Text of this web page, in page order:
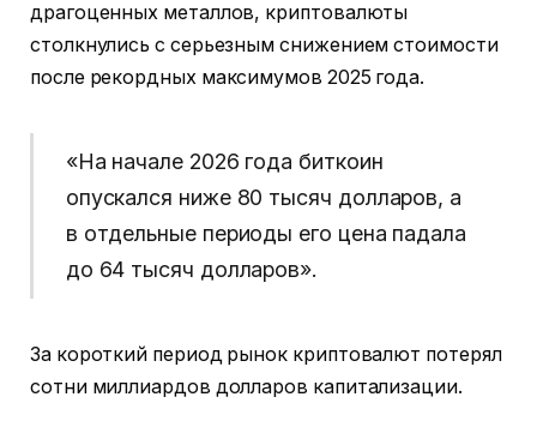
драгоценных металлов, криптовалюты
столкнулись с серьезным снижением стоимости
после рекордных максимумов 2025 года.
«На начале 2026 года биткоин
опускался ниже 80 тысяч долларов, а
в отдельные периоды его цена падала
до 64 тысяч долларов».
За короткий период рынок криптовалют потерял
сотни миллиардов долларов капитализации.